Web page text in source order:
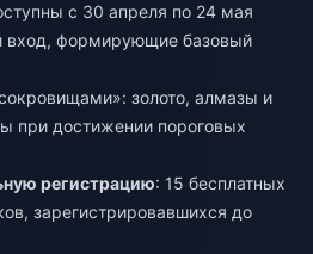
с 30 апреля по 24 мая
вход, формирующие базовый
золото, алмазы и
при достижении пороговых
регистрацию: 15 бесплатных
зарегистрировавшихся до